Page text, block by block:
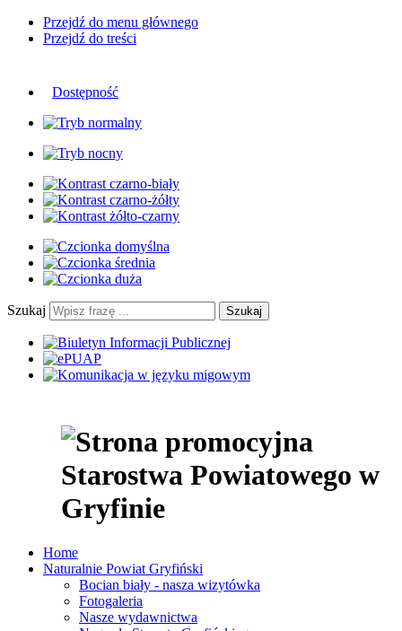
Przejdź do menu głównego
Przejdź do treści
Dostępność
Szukaj Szukaj
Home
Naturalnie Powiat Gryfiński
Bocian biały - nasza wizytówka
Fotogaleria
Nasze wydawnictwa